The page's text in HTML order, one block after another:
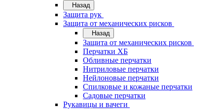
Назад
Защита рук
Защита от механических рисков
Назад
Защита от механических рисков
Перчатки ХБ
Обливные перчатки
Нитриловые перчатки
Нейлоновые перчатки
Спилковые и кожаные перчатки
Садовые перчатки
Рукавицы и вачеги